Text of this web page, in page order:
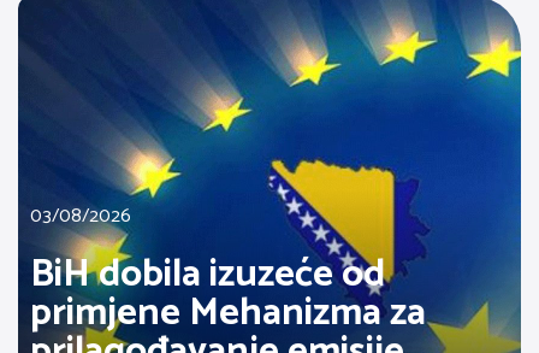
03/08/2026
BiH dobila izuzeće od
primjene Mehanizma za